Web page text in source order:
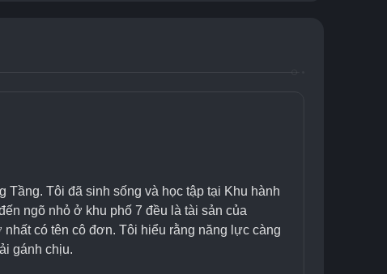
Tôi đã sinh sống và học tập tại Khu hành
ngõ nhỏ ở khu phố 7 đều là tài sản của
có tên cô đơn. Tôi hiểu rằng năng lực càng
gánh chịu.